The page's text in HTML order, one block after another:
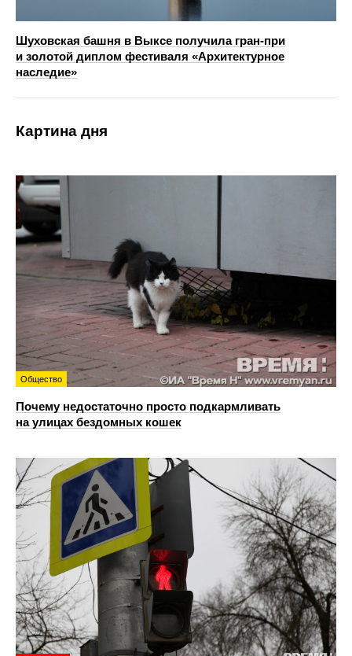
Шуховская башня в Выксе получила гран-при
и золотой диплом фестиваля «Архитектурное
наследие»
Картина дня
Общество
Почему недостаточно просто подкармливать
на улицах бездомных кошек